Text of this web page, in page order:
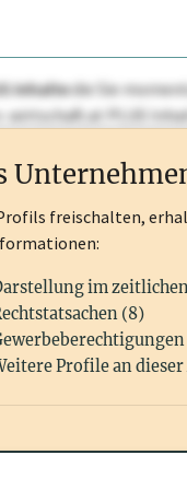
Inhaltedie Sie
wirtschaft.at PLUS
freischalten,
im
(8)
Profile an dieser